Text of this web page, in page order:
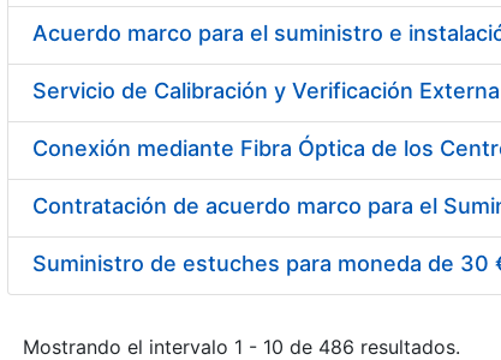
Acuerdo marco para el suministro e
Suministro de estuches para moneda de 30
Mostrando el intervalo 1 - 10 de 486 resultados.